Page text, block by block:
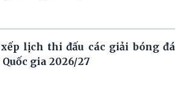
lịch thi đấu các giải bóng đá
gia 2026/27